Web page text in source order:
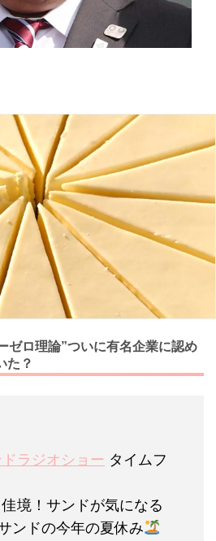
ゼロ理論”ついに有名企業に認め
た？
ラジオショー タイムフ
境！サンドが気になる
ンドの今年の夏休み